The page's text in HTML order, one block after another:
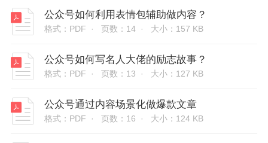
公众号如何利用表情包辅助做内容？
格式：PDF · 页数：14 · 大小：157 KB
公众号如何写名人大佬的励志故事？
格式：PDF · 页数：13 · 大小：127 KB
公众号通过内容场景化做爆款文章
格式：PDF · 页数：16 · 大小：124 KB